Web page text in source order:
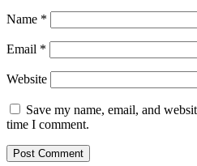
Name *
Email *
Website
Save my name, email, and
time I comment.